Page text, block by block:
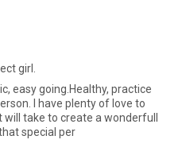
girl.
easy going.Healthy, practice
I have plenty of love to
take to create a wonderfull
special per